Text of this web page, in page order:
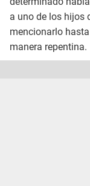
a uno de los hijos
mencionarlo
manera repentina.